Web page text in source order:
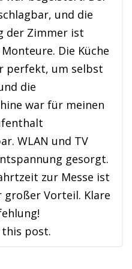
und die
der Zimmer ist
Die Küche
perfekt, um selbst
die
war für meinen
WLAN und TV
gesorgt.
zur Messe ist
großer Vorteil. Klare
post.